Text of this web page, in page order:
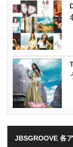
JBSGROOVE 各